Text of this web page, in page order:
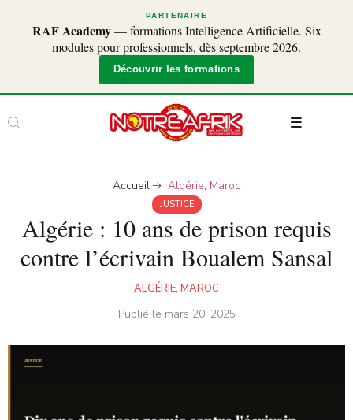
PARTENAIRE
RAF Academy— formations Intelligence Artificielle. Six
modules pour professionnels, dès septembre 2026.
Découvrir les formations
Accueil Algérie, Maroc
JUSTICE
Algérie : 10 ans de prison requis
contre l’écrivain Boualem Sansal
ALGÉRIE, MAROC
Publié le mars 20, 2025